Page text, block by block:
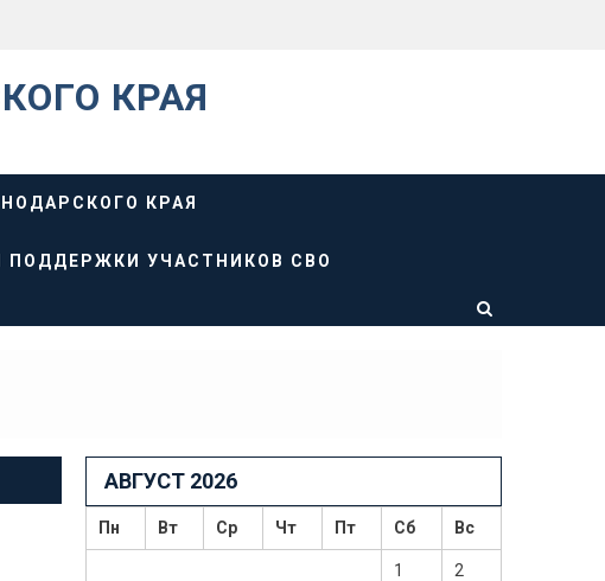
КРАЯ
КРАЯ
ПОДДЕРЖКИ УЧАСТНИКОВ СВО
АВГУСТ 2026
Пн Вт Ср Чт Пт Сб Вс
1 2